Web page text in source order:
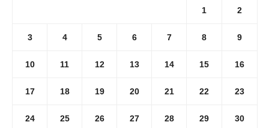
1 2
3 4 5 6 7 8 9
10 11 12 13 14 15 16
17 18 19 20 21 22 23
24 25 26 27 28 29 30